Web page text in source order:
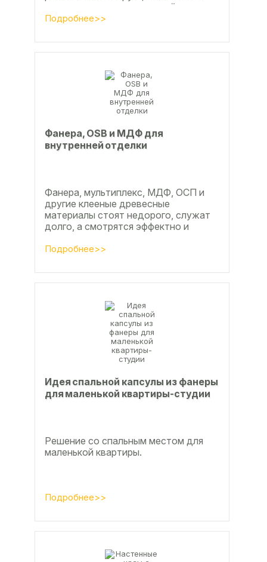
ламинат из ламинированной
паркетной доски, а так же...
Подробнее>>
Фанера, OSB и МДФ для
внутренней отделки
Фанера, мультиплекс, МДФ, ОСП и
другие клееные древесные
материалы стоят недорого, служат
долго, а смотрятся эффектно и
Подробнее>>
Идея спальной капсулы из фанеры
для маленькой квартиры-студии
Решение со спальным местом для
маленькой квартиры.
Подробнее>>